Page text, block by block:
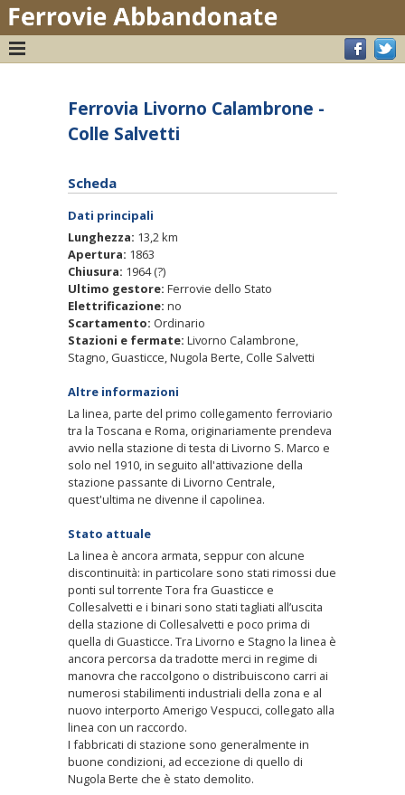
Ferrovia Livorno Calambrone -
Colle Salvetti
Scheda
Dati principali
Lunghezza: 13,2 km
Apertura: 1863
Chiusura: 1964 (?)
Ultimo gestore: Ferrovie dello Stato
Elettrificazione: no
Scartamento: Ordinario
Stazioni e fermate: Livorno Calambrone,
Stagno, Guasticce, Nugola Berte, Colle Salvetti
Altre informazioni
La linea, parte del primo collegamento ferroviario
tra la Toscana e Roma, originariamente prendeva
avvio nella stazione di testa di Livorno S. Marco e
solo nel 1910, in seguito all'attivazione della
stazione passante di Livorno Centrale,
quest'ultima ne divenne il capolinea.
Stato attuale
La linea è ancora armata, seppur con alcune
discontinuità: in particolare sono stati rimossi due
ponti sul torrente Tora fra Guasticce e
Collesalvetti e i binari sono stati tagliati all’uscita
della stazione di Collesalvetti e poco prima di
quella di Guasticce. Tra Livorno e Stagno la linea è
ancora percorsa da tradotte merci in regime di
manovra che raccolgono o distribuiscono carri ai
numerosi stabilimenti industriali della zona e al
nuovo interporto Amerigo Vespucci, collegato alla
linea con un raccordo.
I fabbricati di stazione sono generalmente in
buone condizioni, ad eccezione di quello di
Nugola Berte che è stato demolito.